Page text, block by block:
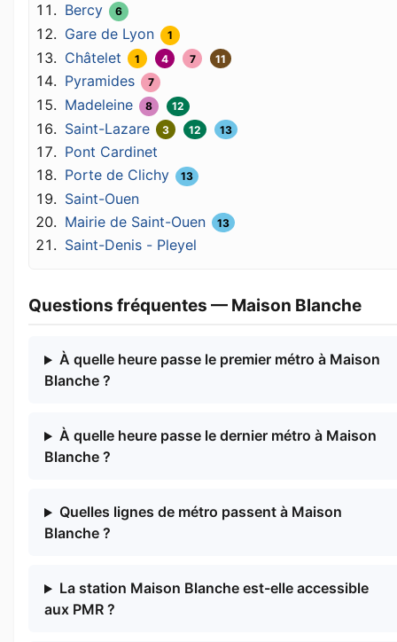
Bercy
6
Gare de Lyon 1
Châtelet 1 4 7 11
Pyramides 7
Madeleine 8 12
Saint-Lazare 3 12 13
Pont Cardinet
Porte de Clichy
13
Saint-Ouen
Mairie de Saint-Ouen
13
Saint-Denis - Pleyel
Questions fréquentes — Maison Blanche
À quelle heure passe le premier métro à Maison
Blanche ?
À quelle heure passe le dernier métro à Maison
Blanche ?
Quelles lignes de métro passent à Maison
Blanche ?
La station Maison Blanche est-elle accessible
aux PMR ?